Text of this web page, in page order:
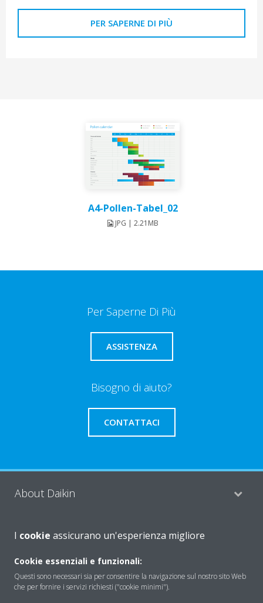
PER SAPERNE DI PIÙ
A4-Pollen-Tabel_02
JPG | 2.21MB
Per Saperne Di Più
ASSISTENZA
Bisogno di aiuto?
CONTATTACI
About Daikin
Solutions
Contact
I cookie assicurano un'esperienza migliore
Cookie essenziali e funzionali:
Questi sono necessari sia per consentire la navigazione sul nostro sito Web
che per fornire i servizi richiesti ("cookie minimi").